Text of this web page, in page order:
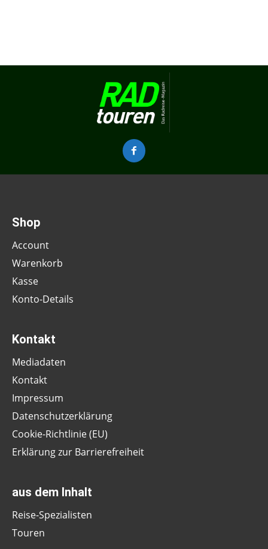
Shop
Account
Warenkorb
Kasse
Konto-Details
Kontakt
Mediadaten
Kontakt
Impressum
Datenschutzerklärung
Cookie-Richtlinie (EU)
Erklärung zur Barrierefreiheit
aus dem Inhalt
Reise-Spezialisten
Touren